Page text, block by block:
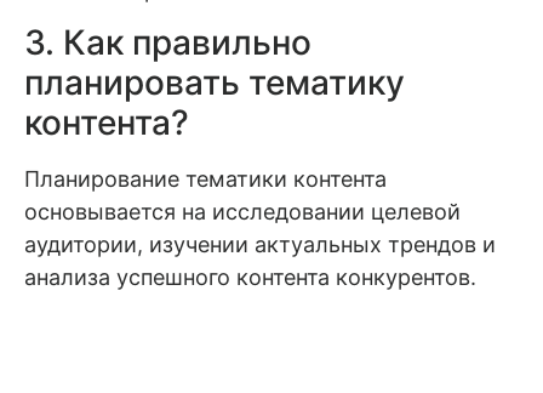
3. Как правильно
планировать тематику
контента?
Планирование тематики контента
основывается на исследовании целевой
аудитории, изучении актуальных трендов и
анализа успешного контента конкурентов.